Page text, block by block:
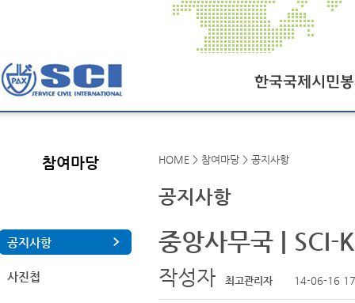
연혁
찾아오시는길
참여마당
공지사항
사진첩
HOME > 참여마당 > 공지사항
공지사항
중앙사무국 | SCI-
작성자 최고관리자 14-06-16